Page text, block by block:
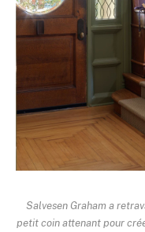
Salvesen Graham a
petit coin attenant pour